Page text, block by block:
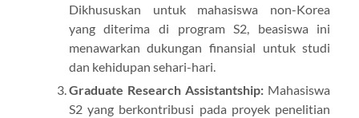
Dikhususkan untuk mahasiswa non-Korea
yang diterima di program S2, beasiswa ini
menawarkan dukungan finansial untuk studi
dan kehidupan sehari-hari.
Graduate Research Assistantship: Mahasiswa
S2 yang berkontribusi pada proyek penelitian